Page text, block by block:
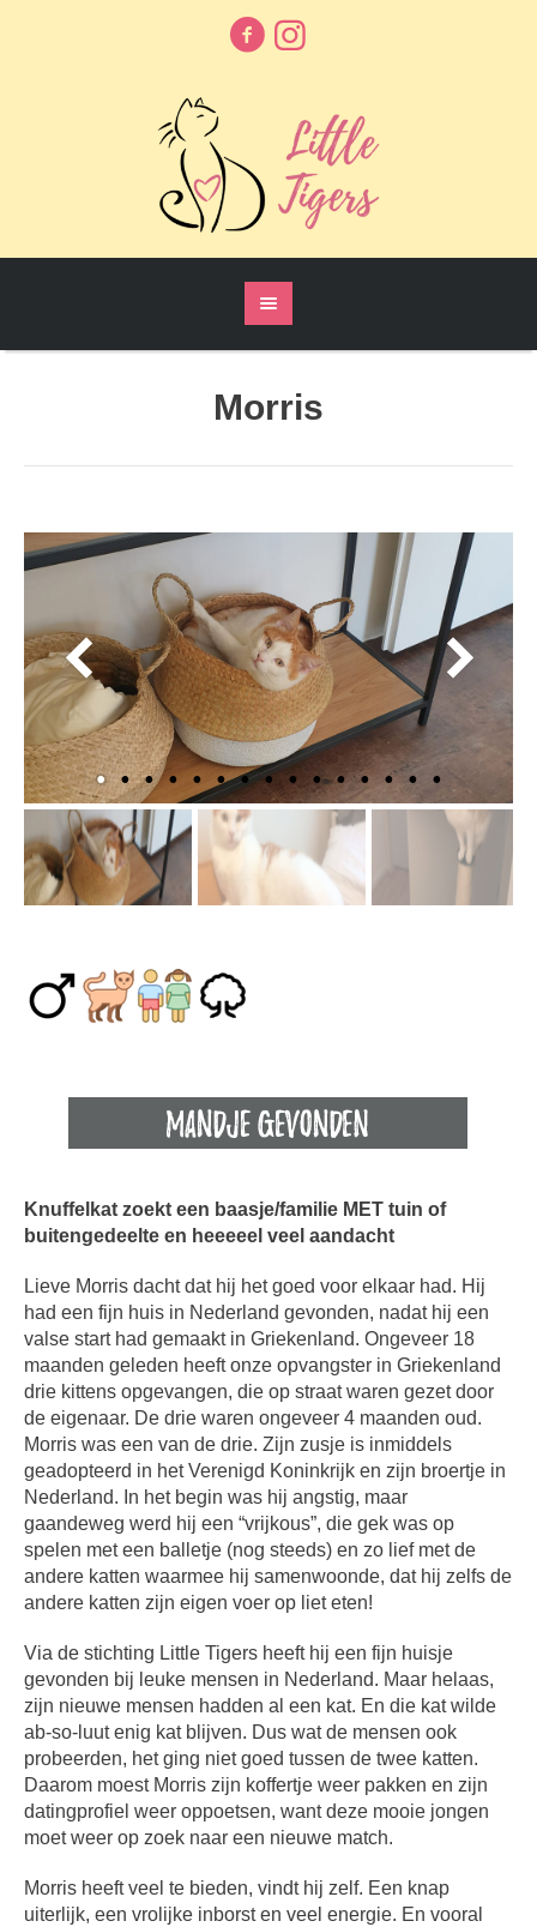
Morris
Knuffelkat zoekt een baasje/familie MET tuin of
buitengedeelte en heeeeel veel aandacht
Lieve Morris dacht dat hij het goed voor elkaar had. Hij
had een fijn huis in Nederland gevonden, nadat hij een
valse start had gemaakt in Griekenland. Ongeveer 18
maanden geleden heeft onze opvangster in Griekenland
drie kittens opgevangen, die op straat waren gezet door
de eigenaar. De drie waren ongeveer 4 maanden oud.
Morris was een van de drie. Zijn zusje is inmiddels
geadopteerd in het Verenigd Koninkrijk en zijn broertje in
Nederland. In het begin was hij angstig, maar
gaandeweg werd hij een “vrijkous”, die gek was op
spelen met een balletje (nog steeds) en zo lief met de
andere katten waarmee hij samenwoonde, dat hij zelfs de
andere katten zijn eigen voer op liet eten!
Via de stichting Little Tigers heeft hij een fijn huisje
gevonden bij leuke mensen in Nederland. Maar helaas,
zijn nieuwe mensen hadden al een kat. En die kat wilde
ab-so-luut enig kat blijven. Dus wat de mensen ook
probeerden, het ging niet goed tussen de twee katten.
Daarom moest Morris zijn koffertje weer pakken en zijn
datingprofiel weer oppoetsen, want deze mooie jongen
moet weer op zoek naar een nieuwe match.
Morris heeft veel te bieden, vindt hij zelf. Een knap
uiterlijk, een vrolijke inborst en veel energie. En vooral